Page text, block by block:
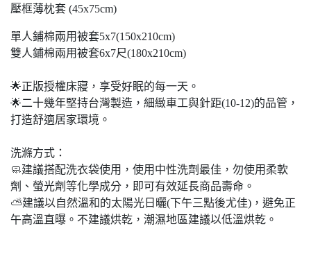
壓框薄枕套 (45x75cm)
單人鋪棉兩用被套5x7(150x210cm)
雙人鋪棉兩用被套6x7尺(180x210cm)
🌟正版授權床寢，享受好眠的每一天。
🌟⼆十幾年堅持台灣製造，細緻⾞工與針距(10-12)的品管，
打造舒適居家環境。
洗滌方式：
🧼建議搭配洗衣袋使⽤，使用中性洗劑最佳，勿使⽤柔軟
劑、螢光劑等化學成分，即可有效延長商品壽命。
⛅建議以⾃然溫和的太陽光⽇曬(下午三點後尤佳)，避免正
午⾼溫直曝。不建議烘乾，潮濕地區建議以低溫烘乾。